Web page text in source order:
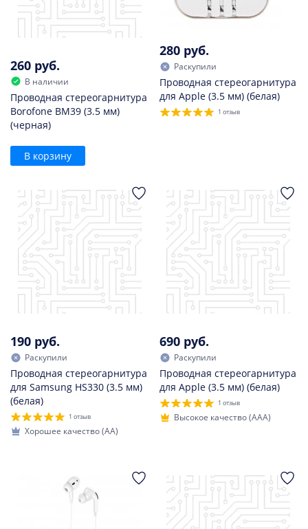
260 руб.
В наличии
Проводная стереогарнитура
Borofone BM39 (3.5 мм)
(черная)
В корзину
280 руб.
Раскупили
Проводная стереогарнитура
для Apple (3.5 мм) (белая)
1 отзыв
190 руб.
Раскупили
Проводная стереогарнитура
для Samsung HS330 (3.5 мм)
(белая)
1 отзыв
Хорошее качество (AA)
690 руб.
Раскупили
Проводная стереогарнитура
для Apple (3.5 мм) (белая)
1 отзыв
Высокое качество (AAA)